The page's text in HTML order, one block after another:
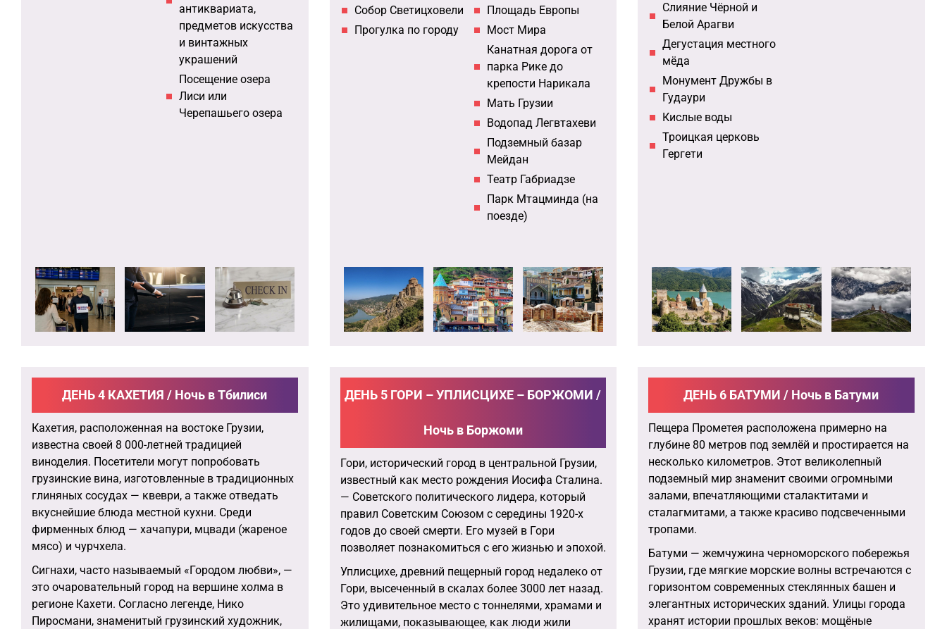
антиквариата,
предметов искусства
и винтажных
украшений
Посещение озера
Лиси или
Черепашьего озера
Собор Светицховели
Прогулка по городу
Площадь Европы
Мост Мира
Канатная дорога от
парка Рике до
крепости Нарикала
Мать Грузии
Водопад Легвтахеви
Подземный базар
Мейдан
Театр Габриадзе
Парк Мтацминда (на
поезде)
Слияние Чёрной и
Белой Арагви
Дегустация местного
мёда
Монумент Дружбы в
Гудаури
Кислые воды
Троицкая церковь
Гергети
ДЕНЬ 4 КАХЕТИЯ / Ночь в Тбилиси
Кахетия, расположенная на востоке Грузии,
известна своей 8 000-летней традицией
виноделия. Посетители могут попробовать
грузинские вина, изготовленные в традиционных
глиняных сосудах — квеври, а также отведать
вкуснейшие блюда местной кухни. Среди
фирменных блюд — хачапури, мцвади (жареное
мясо) и чурчхела.
Сигнахи, часто называемый «Городом любви», —
это очаровательный город на вершине холма в
регионе Кахети. Согласно легенде, Нико
Пиросмани, знаменитый грузинский художник,
ДЕНЬ 5 ГОРИ – УПЛИСЦИХЕ – БОРЖОМИ /
Ночь в Боржоми
Гори, исторический город в центральной Грузии,
известный как место рождения Иосифа Сталина.
— Советского политического лидера, который
правил Советским Союзом с середины 1920-х
годов до своей смерти. Его музей в Гори
позволяет познакомиться с его жизнью и эпохой.
Уплисцихе, древний пещерный город недалеко от
Гори, высеченный в скалах более 3000 лет назад.
Это удивительное место с тоннелями, храмами и
жилищами, показывающее, как люди жили
ДЕНЬ 6 БАТУМИ / Ночь в Батуми
Пещера Прометея расположена примерно на
глубине 80 метров под землёй и простирается на
несколько километров. Этот великолепный
подземный мир знаменит своими огромными
залами, впечатляющими сталактитами и
сталагмитами, а также красиво подсвеченными
тропами.
Батуми — жемчужина черноморского побережья
Грузии, где мягкие морские волны встречаются с
горизонтом современных стеклянных башен и
элегантных исторических зданий. Улицы города
хранят истории прошлых веков: мощёные